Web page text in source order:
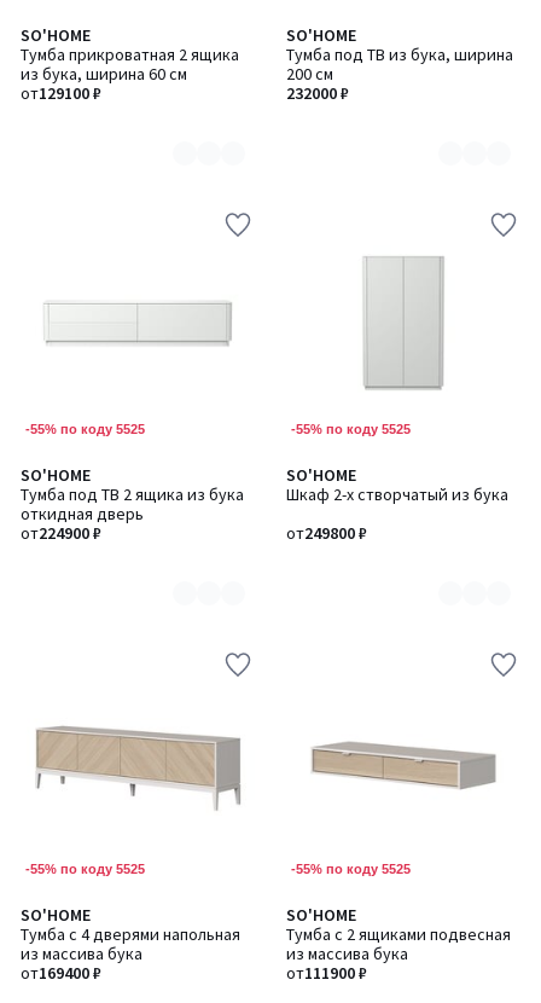
SO'HOME
Тумба прикроватная 2 ящика
из бука, ширина 60 см
от129100 ₽
Количество
цветов:
6
SO'HOME
Тумба под ТВ из бука, ширина
200 см
232000 ₽
Количество
цветов:
6
-55% по коду 5525
SO'HOME
Тумба под ТВ 2 ящика из бука
откидная дверь
от224900 ₽
Количество
цветов:
6
-55% по коду 5525
SO'HOME
Шкаф 2-х створчатый из бука
от249800 ₽
Количество
цветов:
-55% по коду 5525
SO'HOME
Тумба с 4 дверями напольная
из массива бука
от169400 ₽
Количество
цветов:
2
-55% по коду 5525
SO'HOME
Тумба с 2 ящиками подвесная
из массива бука
от111900 ₽
Количество
цветов:
2